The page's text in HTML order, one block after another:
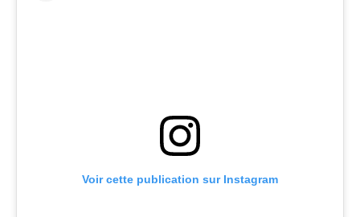
Voir cette publication sur Instagram